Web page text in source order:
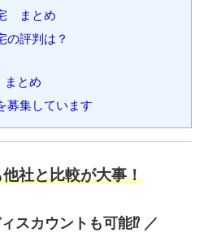
まとめ
の評判は？
とめ
募集しています
社と比較が大事！
スカウントも可能⁉️ ／